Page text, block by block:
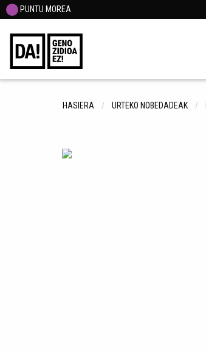
PUNTU MOREA
HASIERA URTEKO NOBEDADEAK